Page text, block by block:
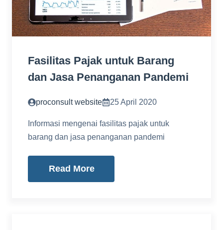
Fasilitas Pajak untuk Barang
dan Jasa Penanganan Pandemi
proconsult website 25 April 2020
Informasi mengenai fasilitas pajak untuk
barang dan jasa penanganan pandemi
Read More